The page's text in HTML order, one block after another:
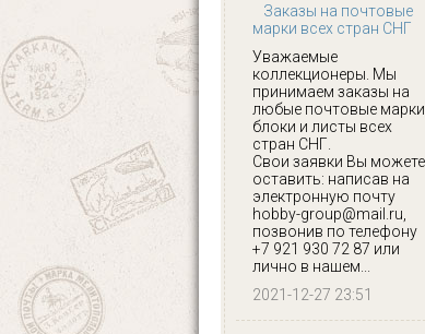
Заказы на почтовые
марки всех стран СНГ
Уважаемые
коллекционеры. Мы
принимаем заказы на
любые почтовые
блоки и листы всех
стран СНГ.
Свои заявки Вы можете
оставить: написав на
электронную почту
hobby-group@mail.ru,
позвонив по телефону
+7 921 930 72 87 или
лично в нашем...
2021-12-27 23:51